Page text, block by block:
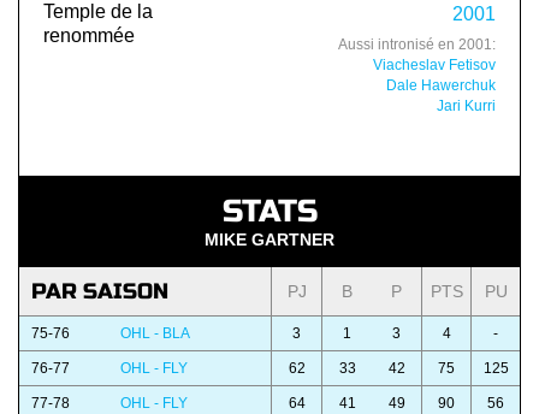
Temple de la
renommée
2001
Aussi intronisé en 2001:
Viacheslav Fetisov
Dale Hawerchuk
Jari Kurri
STATS
MIKE GARTNER
PAR SAISON PJ B P PTS PU
75-76 OHL - BLA 3 1 3 4 -
76-77 OHL - FLY 62 33 42 75 125
77-78 OHL - FLY 64 41 49 90 56